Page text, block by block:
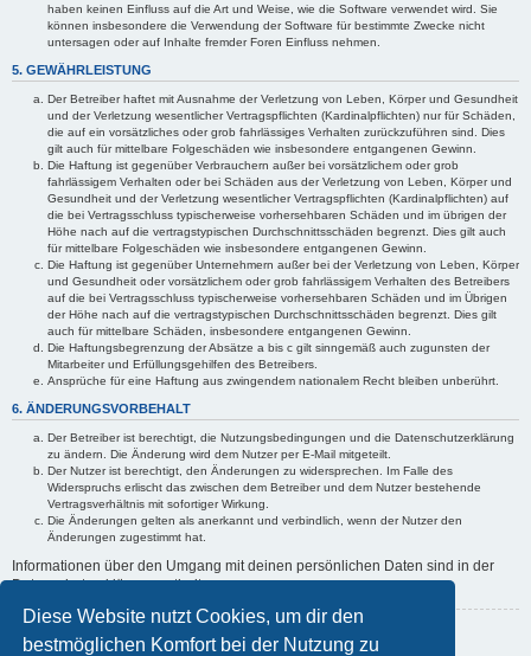
Diese Website nutzt Cookies, um dir den
bestmöglichen Komfort bei der Nutzung zu
haben keinen Einfluss auf die Art und Weise, wie die Software verwendet wird. Sie
können insbesondere die Verwendung der Software für bestimmte Zwecke nicht
untersagen oder auf Inhalte fremder Foren Einfluss nehmen.
5. GEWÄHRLEISTUNG
Der Betreiber haftet mit Ausnahme der Verletzung von Leben, Körper und Gesundheit
und der Verletzung wesentlicher Vertragspflichten (Kardinalpflichten) nur für Schäden,
die auf ein vorsätzliches oder grob fahrlässiges Verhalten zurückzuführen sind. Dies
gilt auch für mittelbare Folgeschäden wie insbesondere entgangenen Gewinn.
Die Haftung ist gegenüber Verbrauchern außer bei vorsätzlichem oder grob
fahrlässigem Verhalten oder bei Schäden aus der Verletzung von Leben, Körper und
Gesundheit und der Verletzung wesentlicher Vertragspflichten (Kardinalpflichten) auf
die bei Vertragsschluss typischerweise vorhersehbaren Schäden und im übrigen der
Höhe nach auf die vertragstypischen Durchschnittsschäden begrenzt. Dies gilt auch
für mittelbare Folgeschäden wie insbesondere entgangenen Gewinn.
Die Haftung ist gegenüber Unternehmern außer bei der Verletzung von Leben, Körper
und Gesundheit oder vorsätzlichem oder grob fahrlässigem Verhalten des Betreibers
auf die bei Vertragsschluss typischerweise vorhersehbaren Schäden und im Übrigen
der Höhe nach auf die vertragstypischen Durchschnittsschäden begrenzt. Dies gilt
auch für mittelbare Schäden, insbesondere entgangenen Gewinn.
Die Haftungsbegrenzung der Absätze a bis c gilt sinngemäß auch zugunsten der
Mitarbeiter und Erfüllungsgehilfen des Betreibers.
Ansprüche für eine Haftung aus zwingendem nationalem Recht bleiben unberührt.
6. ÄNDERUNGSVORBEHALT
Der Betreiber ist berechtigt, die Nutzungsbedingungen und die Datenschutzerklärung
zu ändern. Die Änderung wird dem Nutzer per E-Mail mitgeteilt.
Der Nutzer ist berechtigt, den Änderungen zu widersprechen. Im Falle des
Widerspruchs erlischt das zwischen dem Betreiber und dem Nutzer bestehende
Vertragsverhältnis mit sofortiger Wirkung.
Die Änderungen gelten als anerkannt und verbindlich, wenn der Nutzer den
Änderungen zugestimmt hat.
Informationen über den Umgang mit deinen persönlichen Daten sind in der
Datenschutzerklärung enthalten.
Zurück zur vorherigen Seite